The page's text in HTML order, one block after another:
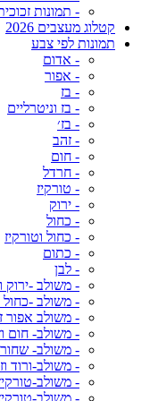
- תמונות
קטלוג מעצבים 2026
תמונות לפי צבע
- אדום
- אפור
- בז
- בז וניטרליים
- בז׳
- זהב
- חום
- חרדל
- טורקיז
- ירוק
- כחול
- כחול וטורקיז
- כתום
- לבן
- משולב -ירוק
- משולב -כחול
- משולב אפור
- משולב- חום
- משולב-
- משולב-ורוד
- משולב-
- משולב-